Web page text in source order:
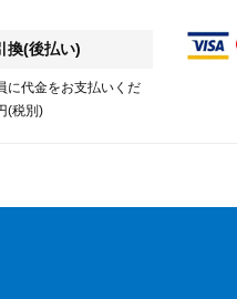
換(後払い)
に代金をお支払いくだ
(税別)